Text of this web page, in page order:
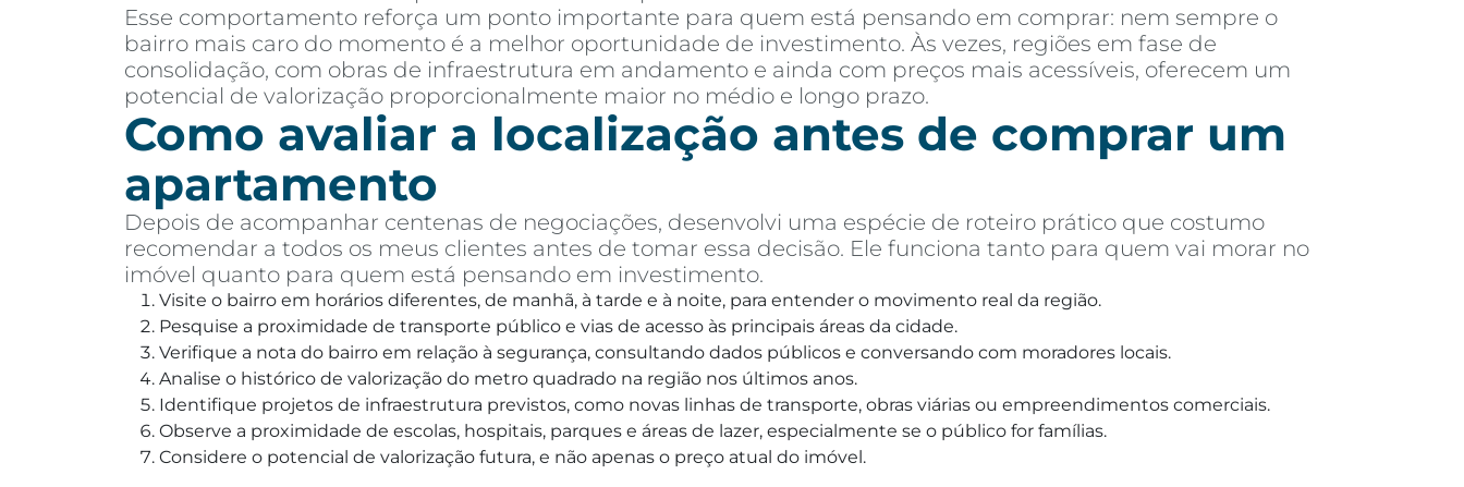
Esse comportamento reforça um ponto importante para quem está pensando em comprar: nem sempre o
bairro mais caro do momento é a melhor oportunidade de investimento. Às vezes, regiões em fase de
consolidação, com obras de infraestrutura em andamento e ainda com preços mais acessíveis, oferecem um
potencial de valorização proporcionalmente maior no médio e longo prazo.
Como avaliar a localização antes de comprar um
apartamento
Depois de acompanhar centenas de negociações, desenvolvi uma espécie de roteiro prático que costumo
recomendar a todos os meus clientes antes de tomar essa decisão. Ele funciona tanto para quem vai morar no
imóvel quanto para quem está pensando em investimento.
Visite o bairro em horários diferentes, de manhã, à tarde e à noite, para entender o movimento real da região.
Pesquise a proximidade de transporte público e vias de acesso às principais áreas da cidade.
Verifique a nota do bairro em relação à segurança, consultando dados públicos e conversando com moradores locais.
Analise o histórico de valorização do metro quadrado na região nos últimos anos.
Identifique projetos de infraestrutura previstos, como novas linhas de transporte, obras viárias ou empreendimentos comerciais.
Observe a proximidade de escolas, hospitais, parques e áreas de lazer, especialmente se o público for famílias.
Considere o potencial de valorização futura, e não apenas o preço atual do imóvel.